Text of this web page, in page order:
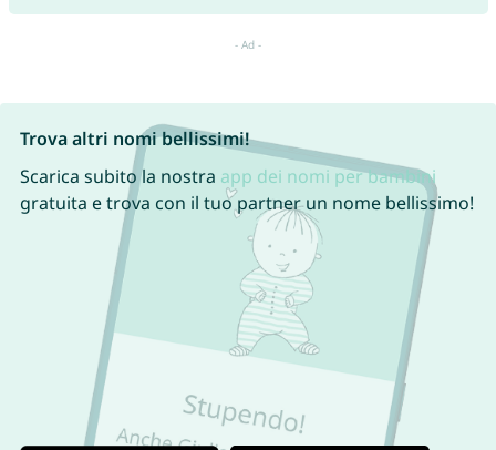
Trova altri nomi bellissimi!
Scarica subito la nostra app dei nomi per bambini
gratuita e trova con il tuo partner un nome bellissimo!